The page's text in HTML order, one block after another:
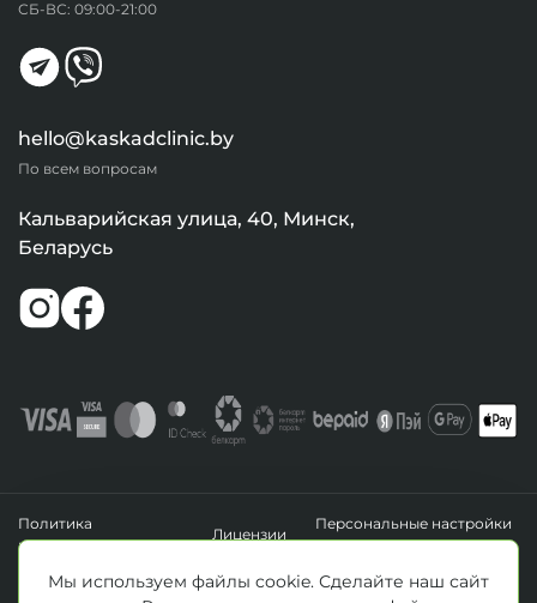
СБ-ВС: 09:00-21:00
hello@kaskadclinic.by
По всем вопросам
Кальварийская улица, 40, Минск,
Беларусь
Политика
конфиденциальности
Лицензии
Персональные настройки
файлов cookie
Зарегистрировано Минским горисполкомом 14.04.2020 г.
Мы используем файлы cookie. Сделайте наш сайт